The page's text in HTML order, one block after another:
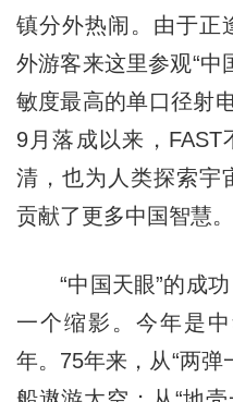
镇分外热闹。由于正
外游客来这里参观“
敏度最高的单口径射
9月落成以来，FAST
清，也为人类探索宇
贡献了更多中国智慧。
“中国天眼”的成功
一个缩影。今年是
年。75年来，从“两弹